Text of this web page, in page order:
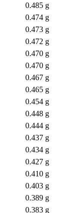
0.485 g
0.474 g
0.473 g
0.472 g
0.470 g
0.470 g
0.467 g
0.465 g
0.454 g
0.448 g
0.444 g
0.437 g
0.434 g
0.427 g
0.410 g
0.403 g
0.389 g
0.383 g